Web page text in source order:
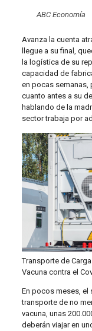
ABC Economía
Avanza la cuenta
llegue a su final,
la logística de su
capacidad de
en pocas semanas,
cuanto antes a su
hablando de la
sector trabaja por
Transporte de
Vacuna contra el
En pocos meses, el
transporte de no
vacuna, unas
deberán viajar en